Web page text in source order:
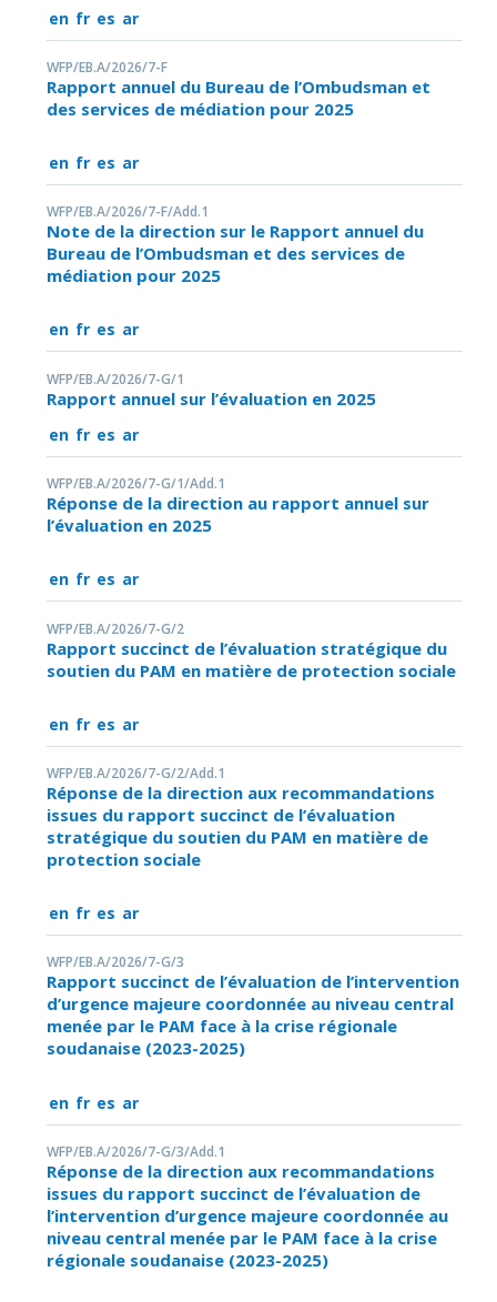
en fr es ar
WFP/EB.A/2026/7-F
Rapport annuel du Bureau de l’Ombudsman et
des services de médiation pour 2025
en fr es ar
WFP/EB.A/2026/7-F/Add.1
Note de la direction sur le Rapport annuel du
Bureau de l’Ombudsman et des services de
médiation pour 2025
en fr es ar
WFP/EB.A/2026/7-G/1
Rapport annuel sur l’évaluation en 2025
en fr es ar
WFP/EB.A/2026/7-G/1/Add.1
Réponse de la direction au rapport annuel sur
l’évaluation en 2025
en fr es ar
WFP/EB.A/2026/7-G/2
Rapport succinct de l’évaluation stratégique du
soutien du PAM en matière de protection sociale
en fr es ar
WFP/EB.A/2026/7-G/2/Add.1
Réponse de la direction aux recommandations
issues du rapport succinct de l’évaluation
stratégique du soutien du PAM en matière de
protection sociale
en fr es ar
WFP/EB.A/2026/7-G/3
Rapport succinct de l’évaluation de l’intervention
d’urgence majeure coordonnée au niveau central
menée par le PAM face à la crise régionale
soudanaise (2023-2025)
en fr es ar
WFP/EB.A/2026/7-G/3/Add.1
Réponse de la direction aux recommandations
issues du rapport succinct de l’évaluation de
l’intervention d’urgence majeure coordonnée au
niveau central menée par le PAM face à la crise
régionale soudanaise (2023-2025)